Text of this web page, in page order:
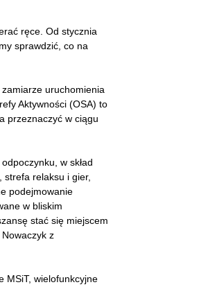
ręce. Od stycznia
sprawdzić, co na
uruchomienia
Aktywności (OSA) to
przeznaczyć w ciągu
w skład
strefa relaksu i gier,
podejmowanie
w bliskim
stać się miejscem
z
MSiT, wielofunkcyjne